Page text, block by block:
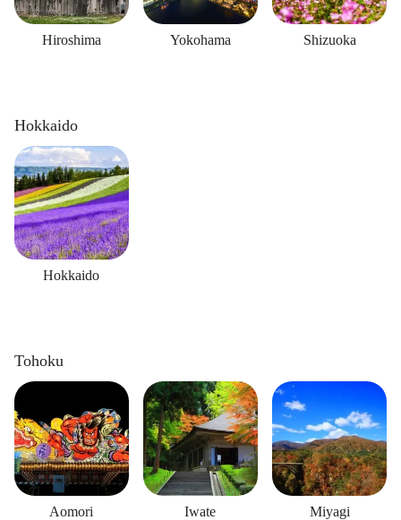
Hiroshima Yokohama Shizuoka
Hokkaido
Hokkaido
Tohoku
Aomori Iwate Miyagi